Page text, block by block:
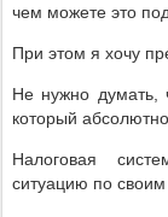
чем можете это
При этом я хочу
Не нужно думать,
который
Налоговая
ситуацию по своим